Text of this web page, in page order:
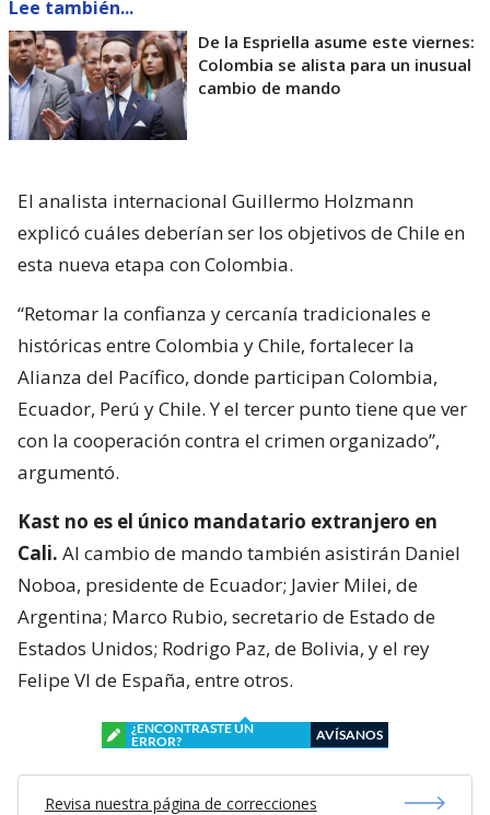
Lee también...
De la Espriella asume este viernes:
Colombia se alista para un inusual
cambio de mando
El analista internacional Guillermo Holzmann
explicó cuáles deberían ser los objetivos de Chile en
esta nueva etapa con Colombia.
“Retomar la confianza y cercanía tradicionales e
históricas entre Colombia y Chile, fortalecer la
Alianza del Pacífico, donde participan Colombia,
Ecuador, Perú y Chile. Y el tercer punto tiene que ver
con la cooperación contra el crimen organizado”,
argumentó.
Kast no es el único mandatario extranjero en
Cali. Al cambio de mando también asistirán Daniel
Noboa, presidente de Ecuador; Javier Milei, de
Argentina; Marco Rubio, secretario de Estado de
Estados Unidos; Rodrigo Paz, de Bolivia, y el rey
Felipe VI de España, entre otros.
¿ENCONTRASTE UN
ERROR?
AVÍSANOS
Revisa nuestra página de correcciones